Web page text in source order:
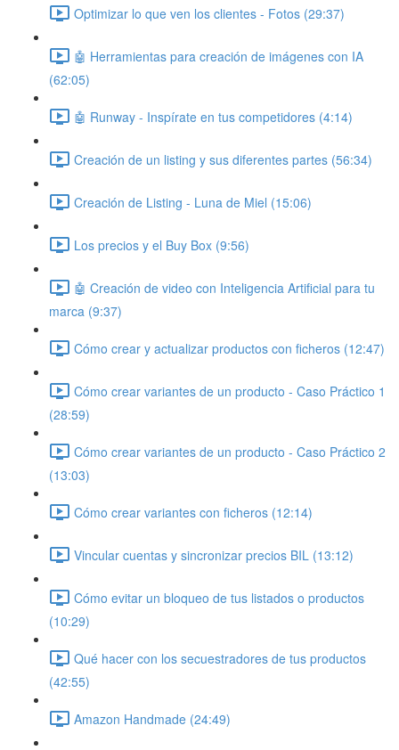
Optimizar lo que ven los clientes - Fotos (29:37)
🤖 Herramientas para creación de imágenes con IA
(62:05)
🤖 Runway - Inspírate en tus competidores (4:14)
Creación de un listing y sus diferentes partes (56:34)
Creación de Listing - Luna de Miel (15:06)
Los precios y el Buy Box (9:56)
🤖 Creación de video con Inteligencia Artificial para tu
marca (9:37)
Cómo crear y actualizar productos con ficheros (12:47)
Cómo crear variantes de un producto - Caso Práctico 1
(28:59)
Cómo crear variantes de un producto - Caso Práctico 2
(13:03)
Cómo crear variantes con ficheros (12:14)
Vincular cuentas y sincronizar precios BIL (13:12)
Cómo evitar un bloqueo de tus listados o productos
(10:29)
Qué hacer con los secuestradores de tus productos
(42:55)
Amazon Handmade (24:49)